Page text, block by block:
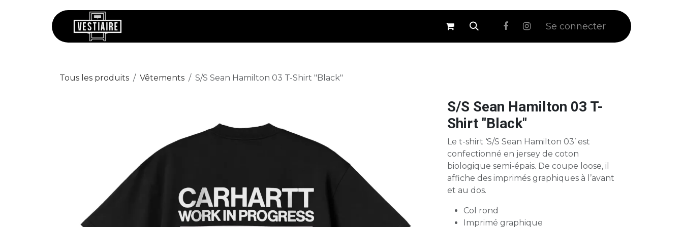
⚪ Soldes Se connecter
Tous les produits Vêtements S/S Sean Hamilton 03 T-Shirt "Black"
S/S Sean Hamilton 03 T-
Shirt "Black"
Le t-shirt ‘S/S Sean Hamilton 03’ est
confectionné en jersey de coton
biologique semi-épais. De coupe loose, il
affiche des imprimés graphiques à l’avant
et au dos.
Col rond
Imprimé graphique